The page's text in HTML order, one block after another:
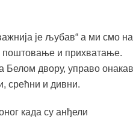
је љубав“ а ми смо на
поштовање и прихватање.
Белом двору, управо онакав
срећни и дивни.
када су анђели